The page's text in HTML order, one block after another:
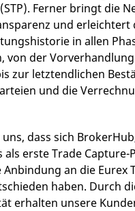
Ferner bringt die
und erleichtert
in allen
von der
zur letztendlichen
und die
dass sich
als erste Trade
an die Eurex
haben. Durch
erhalten unsere
Anbieter /
Domain
Gültig
www.eurex.com 1 Jahr
mit
um
bei
Anbieter /
Domain
bis
.youtube.com
Monate